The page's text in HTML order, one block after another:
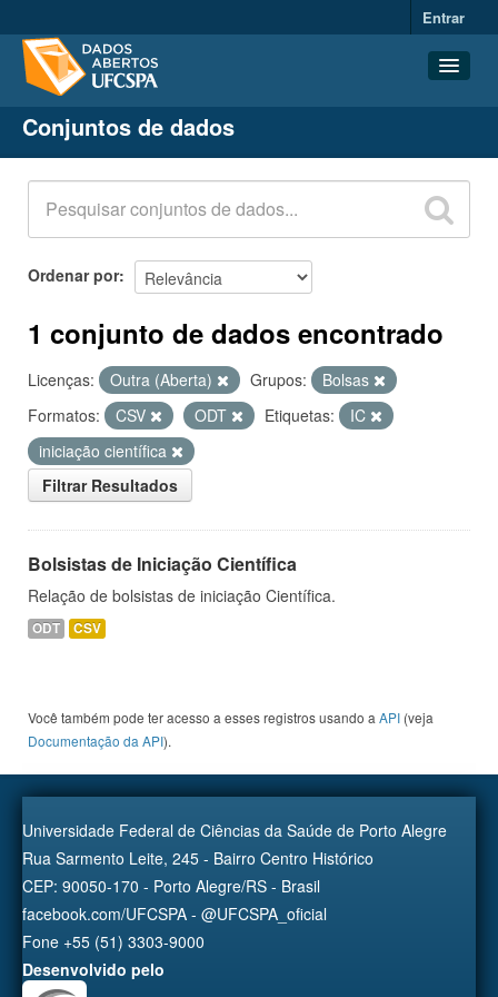
Entrar
Conjuntos de dados
Organizações
Grupos
Sobre
Conjuntos de dados
Ordenar por
1 conjunto de dados encontrado
Licenças: Outra (Aberta) Grupos:
Bolsas
Formatos:
CSV ODT Etiquetas:
IC
iniciação científica
Filtrar Resultados
Bolsistas de Iniciação Científica
Relação de bolsistas de iniciação Científica.
ODT CSV
Você também pode ter acesso a esses registros usando a API (veja
Documentação da API).
Universidade Federal de Ciências da Saúde de Porto Alegre
Rua Sarmento Leite, 245 - Bairro Centro Histórico
CEP: 90050-170 - Porto Alegre/RS - Brasil
facebook.com/UFCSPA - @UFCSPA_oficial
Fone +55 (51) 3303-9000
Desenvolvido pelo